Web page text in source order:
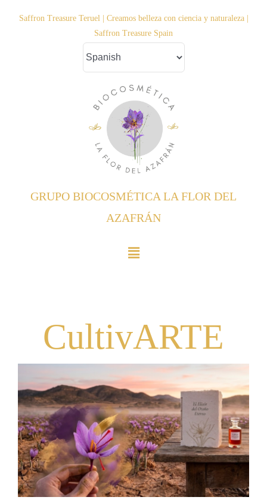
Saffron Treasure Teruel | Creamos belleza con ciencia y naturaleza |
Saffron Treasure Spain
GRUPO BIOCOSMÉTICA LA FLOR DEL
AZAFRÁN
Toggle
Orígenes
Contacto
Mi cuenta
Carrito
CultivARTE